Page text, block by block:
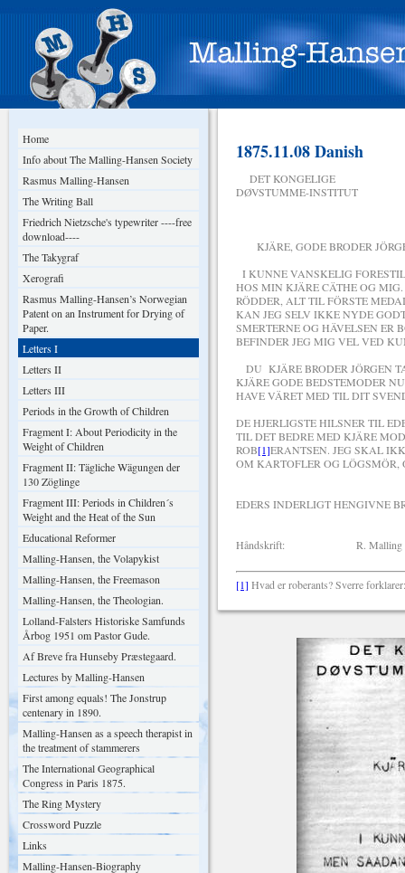
Home
Info about The Malling-Hansen Society
Rasmus Malling-Hansen
The Writing Ball
Friedrich Nietzsche's typewriter ----free
download----
The Takygraf
Xerografi
Rasmus Malling-Hansen’s Norwegian
Patent on an Instrument for Drying of
Paper.
Letters I
Letters II
Letters III
Periods in the Growth of Children
Fragment I: About Periodicity in the
Weight of Children
Fragment II: Tägliche Wägungen der
130 Zöglinge
Fragment III: Periods in Children´s
Weight and the Heat of the Sun
Educational Reformer
Malling-Hansen, the Volapykist
Malling-Hansen, the Freemason
Malling-Hansen, the Theologian.
Lolland-Falsters Historiske Samfunds
Årbog 1951 om Pastor Gude.
Af Breve fra Hunseby Præstegaard.
Lectures by Malling-Hansen
First among equals! The Jonstrup
centenary in 1890.
Malling-Hansen as a speech therapist in
the treatment of stammerers
The International Geographical
Congress in Paris 1875.
The Ring Mystery
Crossword Puzzle
Links
Malling-Hansen-Biography
1875.11.08 Danish
DET KONGELIGE
DØVSTUMME-INSTITUT
KJÄRE, GODE BRODER
I KUNNE VANSKELIG
HOS MIN KJÄRE CÄTHE OG
RÖDDER, ALT TIL FÖRSTE
KAN JEG SELV IKKE NYDE
SMERTERNE OG HÄVELSEN ER
BEFINDER JEG MIG VEL VED
DU KJÄRE BRODER JÖRGEN
KJÄRE GODE BEDSTEMODER
HAVE VÄRET MED TIL DIT
DE HJERLIGSTE HILSNER TIL
TIL DET BEDRE MED KJÄRE
ROB[1]ERANTSEN. JEG SKAL
OM KARTOFLER OG LÖGSMÖR,
EDERS INDERLIGT HENGIVNE
Håndskrift: R. Malling
[1] Hvad er roberants? Sverre